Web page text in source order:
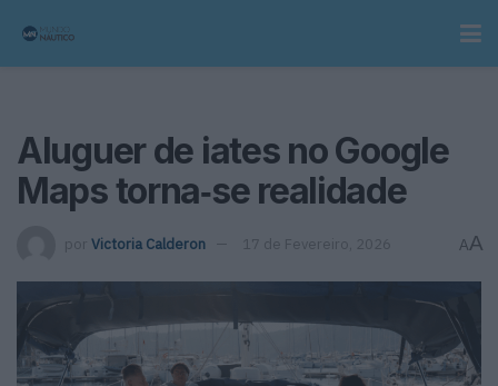
Aluguer de iates no Google
Maps torna‑se realidade
por Victoria Calderon 17 de Fevereiro, 2026 AA